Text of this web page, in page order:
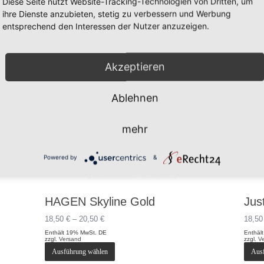
HAGEN Skyline Gold
18,50€ – 20,50€Preisspanne:
bis
20,50 €
Enthält 19% MwSt. DE
zzgl.Versand
Ausführung wählen
Dieses
18,50
zzgl.
ihre Dienste anzubieten, stetig zu verbessern und Werbung
entsprechend den Interessen der Nutzer anzuzeigen.
Akzeptieren
Ablehnen
mehr
Powered by &